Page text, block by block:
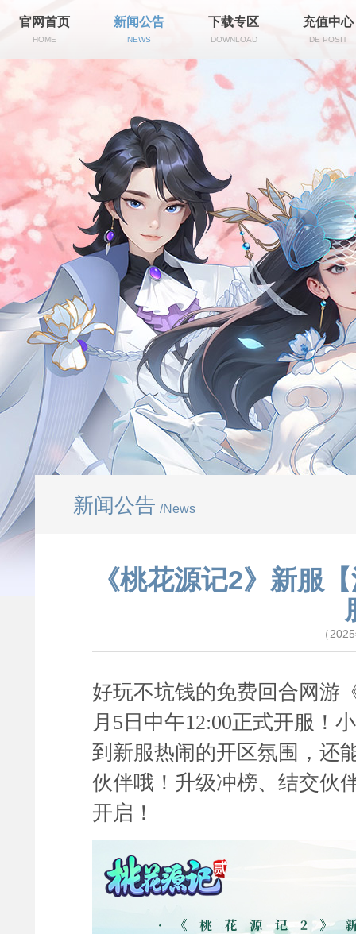
官网首页
HOME
新闻公告
NEWS
下载专区
DOWNLOAD
充值中心
DE POSIT
新闻公告 /News
《桃花源记2》新服
（
好玩不坑钱的免费回合网游
月5 日中午12:00正式开服！
到新服热闹的开区氛围，还
伙伴哦！升级冲榜、结交伙
开启！